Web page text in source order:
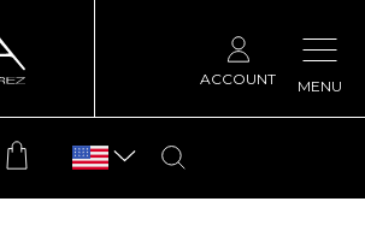
MENU
ACCOUNT